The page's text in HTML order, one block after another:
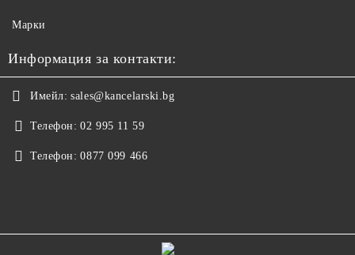
Марки
Информация за контакти:
Имейл: sales@kancelarski.bg
Телефон: 02 995 11 59
Телефон: 0877 099 466